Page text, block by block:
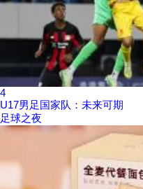
4
U17男足国家队：未来可期
足球之夜